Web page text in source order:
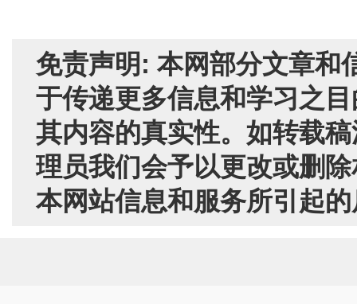
免责声明: 本网部分文章和
于传递更多信息和学习之
其内容的真实性。如转载
理员我们会予以更改或删
本网站信息和服务所引起